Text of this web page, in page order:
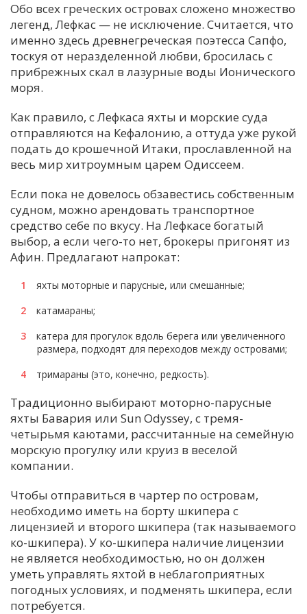
Обо всех греческих островах сложено множество
легенд, Лефкас — не исключение. Считается, что
именно здесь древнегреческая поэтесса Сапфо,
тоскуя от неразделенной любви, бросилась с
прибрежных скал в лазурные воды Ионического
моря.
Как правило, с Лефкаса яхты и морские суда
отправляются на Кефалонию, а оттуда уже рукой
подать до крошечной Итаки, прославленной на
весь мир хитроумным царем Одиссеем.
Если пока не довелось обзавестись собственным
судном, можно арендовать транспортное
средство себе по вкусу. На Лефкасе богатый
выбор, а если чего-то нет, брокеры пригонят из
Афин. Предлагают напрокат:
яхты моторные и парусные, или смешанные;
катамараны;
катера для прогулок вдоль берега или увеличенного
размера, подходят для переходов между островами;
тримараны (это, конечно, редкость).
Традиционно выбирают моторно-парусные
яхты Бавария или Sun Odyssey, с тремя-
четырьмя каютами, рассчитанные на семейную
морскую прогулку или круиз в веселой
компании.
Чтобы отправиться в чартер по островам,
необходимо иметь на борту шкипера с
лицензией и второго шкипера (так называемого
ко-шкипера). У ко-шкипера наличие лицензии
не является необходимостью, но он должен
уметь управлять яхтой в неблагоприятных
погодных условиях, и подменять шкипера, если
потребуется.